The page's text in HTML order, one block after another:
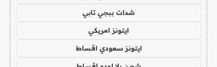
شدات ببجي تابي
ايتونز امريكي
ايتونز سعودي اقساط